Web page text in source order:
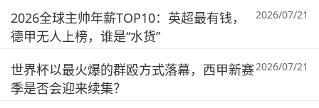
2026全球主帅年薪TOP10：英超最有钱，
德甲无人上榜，谁是“水货”
2026/07/21
世界杯以最火爆的群殴方式落幕，西甲新赛
季是否会迎来续集？
2026/07/21